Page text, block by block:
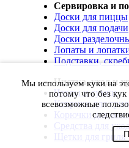
Сервировка и
Доски для пиццы
Доски для подачи
Доски
Лопаты и
Подставки,
Чистка, уход и
Чехлы и сумки
Коврики для
Корючки для
Средства для
Щетки для гриля
Мы используем куки на
потому что без
всевозможные